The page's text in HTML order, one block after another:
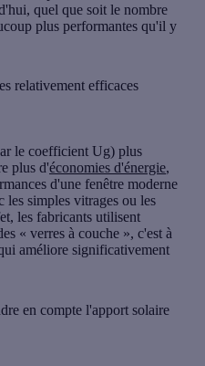
quel que soit le nombre
plus performantes qu'il y
relativement efficaces
le coefficient Ug) plus
plus d'économies d'énergie,
d'une fenêtre moderne
les simples vitrages ou les
les fabricants utilisent
« verres à couche », c'est à
améliore significativement
en compte l'apport solaire